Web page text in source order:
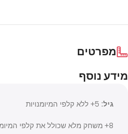
מפרטים
מידע נוסף
גיל: 5+ ללא קלפי המיומנויות
8+ משחק מלא שכולל את קלפי המיומנויות